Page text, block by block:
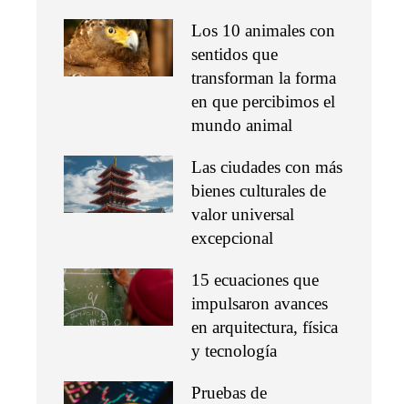
Los 10 animales con
sentidos que
transforman la forma
en que percibimos el
mundo animal
Las ciudades con más
bienes culturales de
valor universal
excepcional
15 ecuaciones que
impulsaron avances
en arquitectura, física
y tecnología
Pruebas de